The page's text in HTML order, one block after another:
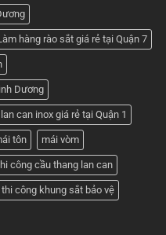
hàng rào sắt giá rẻ tại Quận 7
Dương
can inox giá rẻ tại Quận 1
tôn mái vòm
công cầu thang lan can
thi công khung sắt bảo vệ